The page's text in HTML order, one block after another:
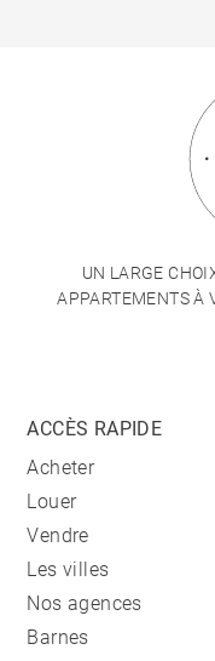
UN LARGE
APPARTEMENTS À
ACCÈS RAPIDE
Acheter
Louer
Vendre
Les villes
Nos agences
Barnes